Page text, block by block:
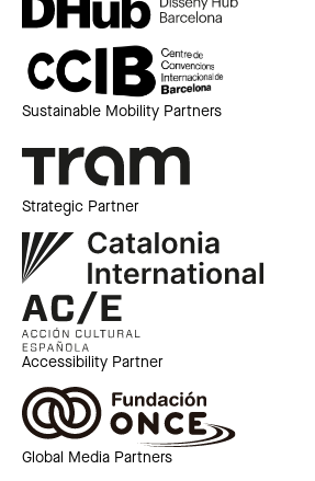
Sustainable Mobility Partners
Strategic Partner
Accessibility Partner
Global Media Partners